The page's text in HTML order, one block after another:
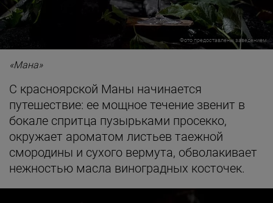
Фото предоставлены заведением
«Мана»
С красноярской Маны начинается
путешествие: ее мощное течение звенит в
бокале спритца пузырьками просекко,
окружает ароматом листьев таежной
смородины и сухого вермута, обволакивает
нежностью масла виноградных косточек.